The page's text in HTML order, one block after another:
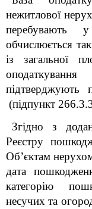
нежитлової
перебувають
обчислюється
із загальної
підтверджують
(підпункт
Згідно з
Реєстру
Об’єктам
дата
категорію
несучих та